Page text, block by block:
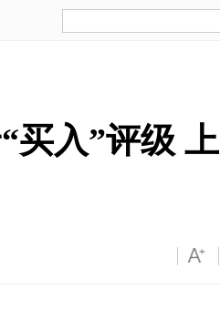
买入”评级 上